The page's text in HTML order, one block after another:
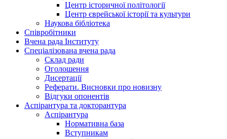
Центр історичної політології
Центр єврейської історії та культури
Наукова бібліотека
Співробітники
Вчена рада Інституту
Спеціалізована вчена рада
Склад ради
Оголошення
Дисертації
Реферати. Висновки про новизну
Відгуки опонентів
Аспірантура та докторантура
Аспірантура
Нормативна база
Вступникам